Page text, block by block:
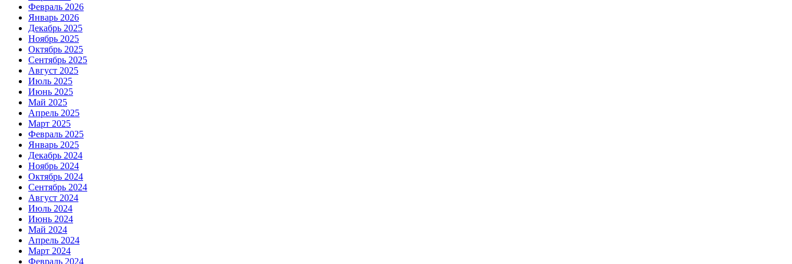
Февраль 2026
Январь 2026
Декабрь 2025
Ноябрь 2025
Октябрь 2025
Сентябрь 2025
Август 2025
Июль 2025
Июнь 2025
Май 2025
Апрель 2025
Март 2025
Февраль 2025
Январь 2025
Декабрь 2024
Ноябрь 2024
Октябрь 2024
Сентябрь 2024
Август 2024
Июль 2024
Июнь 2024
Май 2024
Апрель 2024
Март 2024
Февраль 2024